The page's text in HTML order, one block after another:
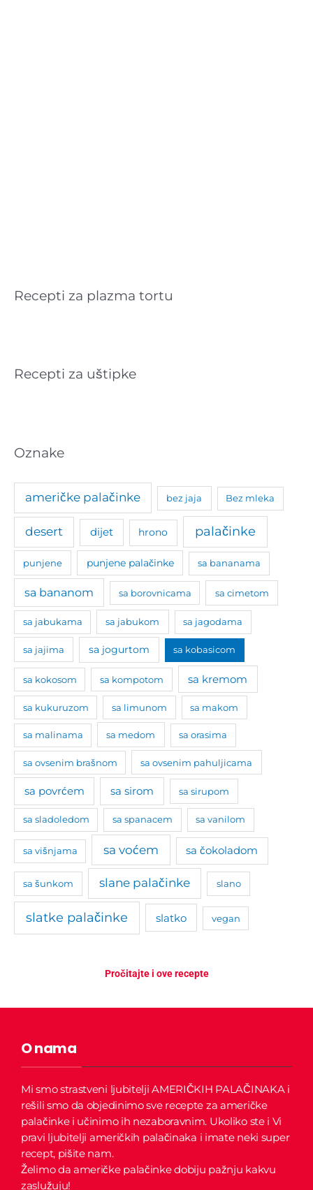
Recepti za plazma tortu
Recepti za uštipke
Oznake
američke palačinke bez jaja Bez mleka
desert dijet hrono palačinke
punjene punjene palačinke sa bananama
sa bananom sa borovnicama sa cimetom
sa jabukama sa jabukom sa jagodama
sa jajima sa jogurtom sa kobasicom
sa kokosom sa kompotom sa kremom
sa kukuruzom sa limunom sa makom
sa malinama sa medom sa orasima
sa ovsenim brašnom sa ovsenim pahuljicama
sa povrćem sa sirom sa sirupom
sa sladoledom sa spanacem sa vanilom
sa višnjama sa voćem sa čokoladom
sa šunkom slane palačinke slano
slatke palačinke slatko vegan
Pročitajte i ove recepte
O nama
Mi smo strastveni ljubitelji AMERIČKIH PALAČINAKA i
rešili smo da objedinimo sve recepte za američke
palačinke i učinimo ih nezaboravnim. Ukoliko ste i Vi
pravi ljubitelji američkih palačinaka i imate neki super
recept, pišite nam.
Želimo da američke palačinke dobiju pažnju kakvu
zaslužuju!